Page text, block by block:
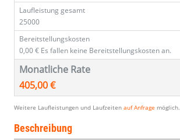
Laufleistung gesamt
25000
Bereitstellungskosten
0,00 € Es fallen keine Bereitstellungskosten an.
Monatliche Rate
405,00 €
Weitere Laufleistungen und Laufzeiten auf Anfrage möglich.
Beschreibung